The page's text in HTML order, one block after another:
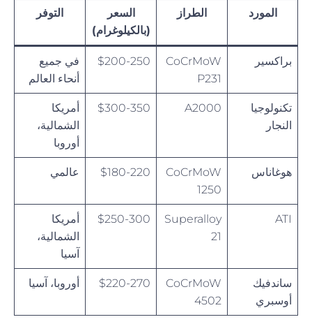
المورد الطراز
السعر
(بالكيلوغرام)
التوفر
براكسير
CoCrMoW
P231
$200-250
في جميع
أنحاء العالم
تكنولوجيا
النجار
A2000
$300-350
أمريكا
الشمالية،
أوروبا
هوغاناس
CoCrMoW
1250
$180-220 عالمي
ATI
Superalloy
21
$250-300
أمريكا
الشمالية،
آسيا
ساندفيك
أوسبري
CoCrMoW
4502
$220-270 أوروبا، آسيا